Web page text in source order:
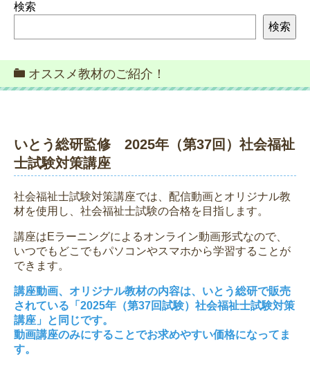
検索
検索
オススメ教材のご紹介！
いとう総研監修 2025年（第37回）社会福祉
士試験対策講座
社会福祉士試験対策講座では、配信動画とオリジナル教
材を使用し、社会福祉士試験の合格を目指します。
講座はEラーニングによるオンライン動画形式なので、
いつでもどこでもパソコンやスマホから学習することが
できます。
講座動画、オリジナル教材の内容は、いとう総研で販売
されている「2025年（第37回試験）社会福祉士試験対策
講座」と同じです。
動画講座のみにすることでお求めやすい価格になってま
す。